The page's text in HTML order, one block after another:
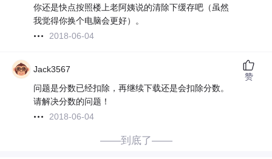
你还是快点按照楼上老阿姨说的清除下缓存吧（虽然
我觉得你换个电脑会更好）。
2018-06-04
Jack3567
问题是分数已经扣除，再继续下载还是会扣除分数。
请解决分数的问题！
2018-06-04
赞
——到底了——